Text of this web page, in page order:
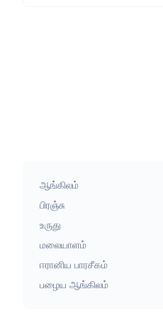
ஆங்கிலம்
பிரஞ்சு
உருது
மலையாளம்
ஈரானிய பாரசீகம்
பழைய ஆங்கிலம்